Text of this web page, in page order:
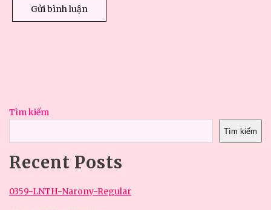
Tìm kiếm
Tìm kiếm
Recent Posts
0359-LNTH-Narony-Regular